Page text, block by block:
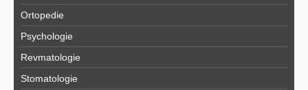
Ortopedie
Psychologie
Revmatologie
Stomatologie